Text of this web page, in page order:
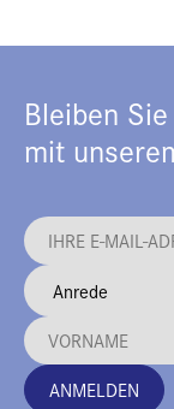
Bleiben
mit
ANMELDEN